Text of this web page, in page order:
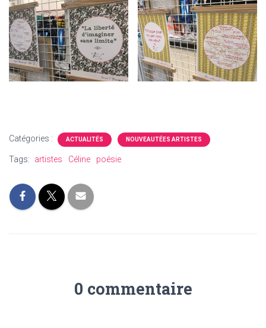
Catégories : ACTUALITÉS NOUVEAUTÉES ARTISTES
Tags: artistes Céline poésie
0 commentaire